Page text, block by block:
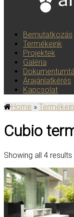
Bemutatkozás
Termékeink
Projektek
Galéria
Árajánlatkérés
Kapcsolat
Home »
Cubio
Showing all 4 results